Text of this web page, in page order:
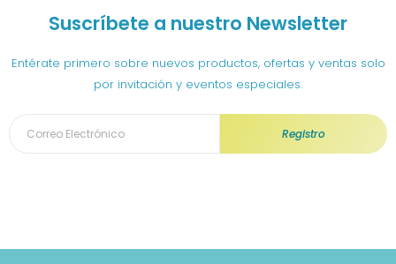
b
o
o
k
a
g
r
a
e
d
i
n
Suscríbete a nuestro Newsletter
Entérate primero sobre nuevos productos, ofertas y ventas solo
por invitación y eventos especiales.
Registro